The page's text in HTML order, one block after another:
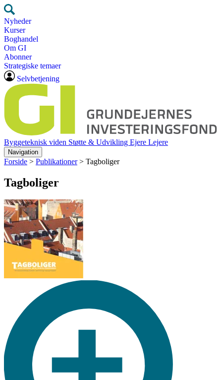
Nyheder
Kurser
Boghandel
Om GI
Abonner
Strategiske temaer
Selvbetjening
Byggeteknisk viden Støtte & Udvikling Ejere Lejere
Navigation
Forside > Publikationer > Tagboliger
Tagboliger